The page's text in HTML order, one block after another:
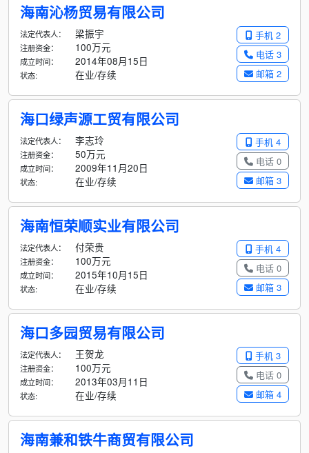
海南沁杨贸易有限公司
手机 2
电话 3
邮箱 2
法定代表人： 梁振宇
注册资金： 100万元
成立时间： 2014年08月15日
状态: 在业/存续
海口绿声源工贸有限公司
手机 4
电话 0
邮箱 3
法定代表人： 李志玲
注册资金： 50万元
成立时间： 2009年11月20日
状态: 在业/存续
海南恒荣顺实业有限公司
手机 4
电话 0
邮箱 3
法定代表人： 付荣贵
注册资金： 100万元
成立时间： 2015年10月15日
状态: 在业/存续
海口多园贸易有限公司
手机 3
电话 0
邮箱 4
法定代表人： 王贺龙
注册资金： 100万元
成立时间： 2013年03月11日
状态: 在业/存续
海南兼和铁牛商贸有限公司